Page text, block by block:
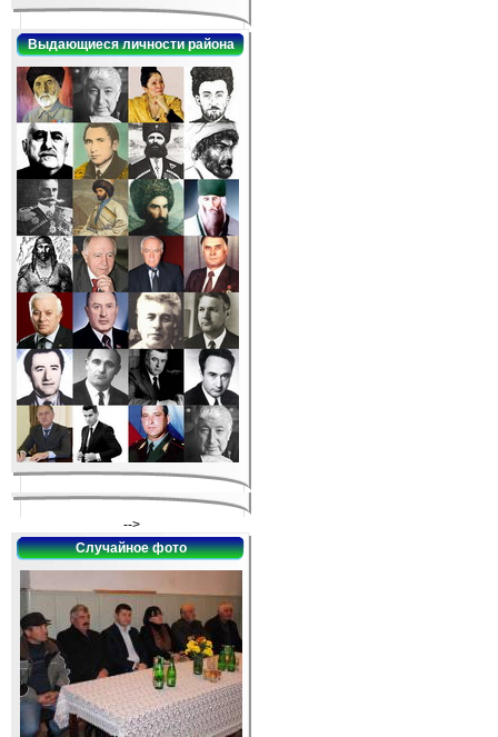
Выдающиеся личности района
-->
Случайное фото